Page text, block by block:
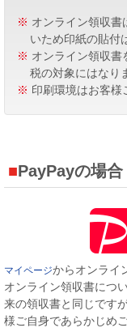
※ オンライン領収書
いため印紙の貼付
※ オンライン領収書
税の対象にはなり
※ 印刷環境はお客様
PayPayの場合
マイページからオンライ
オンライン領収書につ
来の領収書と同じです
様ご自身であらかじめ